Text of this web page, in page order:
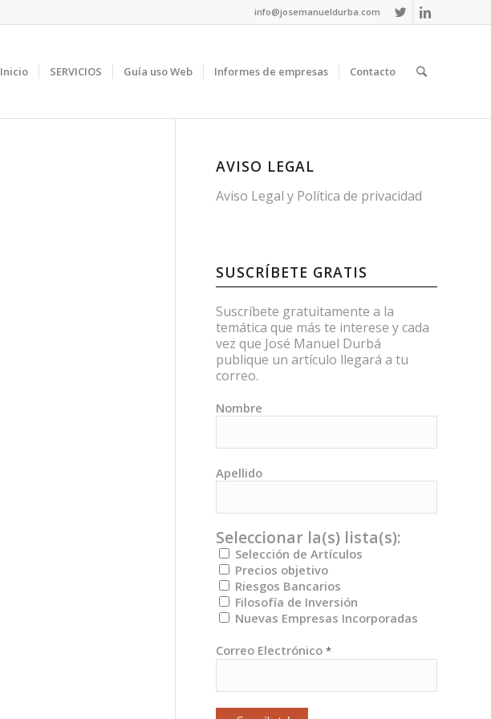
info@josemanueldurba.com
Inicio SERVICIOS Guía uso Web Informes de empresas Contacto
AVISO LEGAL
Aviso Legal y Política de privacidad
SUSCRÍBETE GRATIS
Suscríbete gratuitamente a la
temática que más te interese y cada
vez que José Manuel Durbá
publique un artículo llegará a tu
correo.
Nombre
Apellido
Seleccionar la(s) lista(s):
Selección de Artículos
Precios objetivo
Riesgos Bancarios
Filosofía de Inversión
Nuevas Empresas Incorporadas
Correo Electrónico*